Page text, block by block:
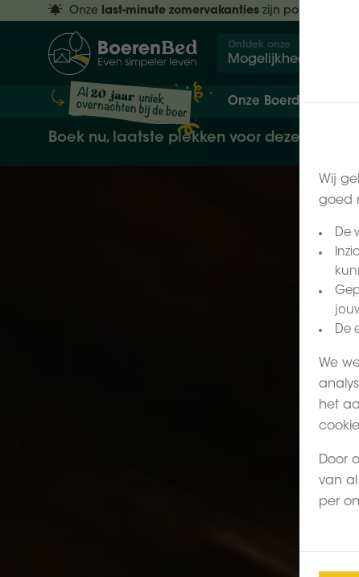
Wij
goed
De
De
We
het
Door
van al
per
Onze last-minute zomervakanties zijn populair.
Ontdek onze
Mogelijkheden
Onze Boerderijen
Boek nu, laatste plekken voor deze zomer